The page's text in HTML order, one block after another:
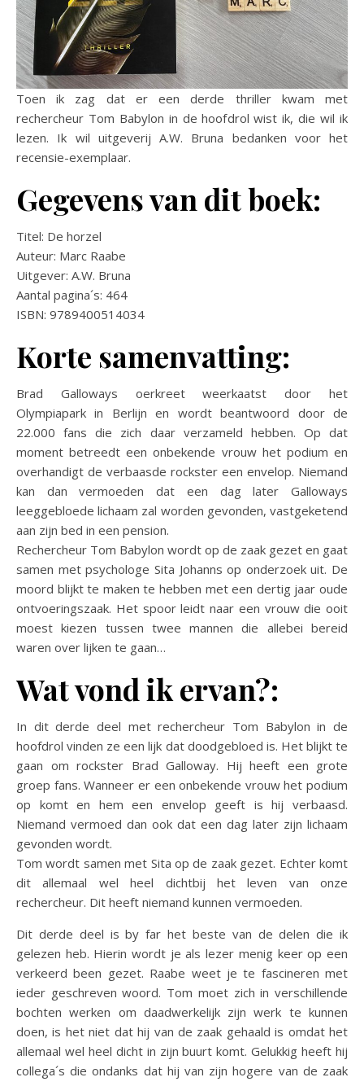
Toen ik zag dat er een derde thriller kwam met
rechercheur Tom Babylon in de hoofdrol wist ik, die wil ik
lezen. Ik wil uitgeverij A.W. Bruna bedanken voor het
recensie-exemplaar.
Gegevens van dit boek:
Titel: De horzel
Auteur: Marc Raabe
Uitgever: A.W. Bruna
Aantal pagina´s: 464
ISBN: 9789400514034
Korte samenvatting:
Brad Galloways oerkreet weerkaatst door het
Olympiapark in Berlijn en wordt beantwoord door de
22.000 fans die zich daar verzameld hebben. Op dat
moment betreedt een onbekende vrouw het podium en
overhandigt de verbaasde rockster een envelop. Niemand
kan dan vermoeden dat een dag later Galloways
leeggebloede lichaam zal worden gevonden, vastgeketend
aan zijn bed in een pension.
Rechercheur Tom Babylon wordt op de zaak gezet en gaat
samen met psychologe Sita Johanns op onderzoek uit. De
moord blijkt te maken te hebben met een dertig jaar oude
ontvoeringszaak. Het spoor leidt naar een vrouw die ooit
moest kiezen tussen twee mannen die allebei bereid
waren over lijken te gaan…
Wat vond ik ervan?:
In dit derde deel met rechercheur Tom Babylon in de
hoofdrol vinden ze een lijk dat doodgebloed is. Het blijkt te
gaan om rockster Brad Galloway. Hij heeft een grote
groep fans. Wanneer er een onbekende vrouw het podium
op komt en hem een envelop geeft is hij verbaasd.
Niemand vermoed dan ook dat een dag later zijn lichaam
gevonden wordt.
Tom wordt samen met Sita op de zaak gezet. Echter komt
dit allemaal wel heel dichtbij het leven van onze
rechercheur. Dit heeft niemand kunnen vermoeden.
Dit derde deel is by far het beste van de delen die ik
gelezen heb. Hierin wordt je als lezer menig keer op een
verkeerd been gezet. Raabe weet je te fascineren met
ieder geschreven woord. Tom moet zich in verschillende
bochten werken om daadwerkelijk zijn werk te kunnen
doen, is het niet dat hij van de zaak gehaald is omdat het
allemaal wel heel dicht in zijn buurt komt. Gelukkig heeft hij
collega´s die ondanks dat hij van zijn hogere van de zaak